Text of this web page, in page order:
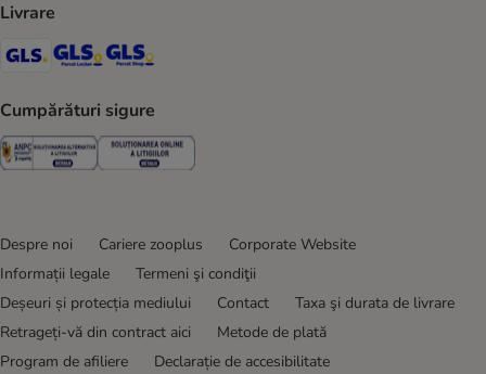
Livrare
GLS Shipping Method
GLS Locker Shipping Method
Cumpărături sigure
Security Security
Despre noi Cariere zooplus
Corporate Website
Informații legale
Termeni şi condiţii
Deșeuri și protecția mediului
Contact
Taxa şi durata de livrare
Retrageți-vă din contract aici
Metode de plată
Program de afiliere
Declarație de accesibilitate